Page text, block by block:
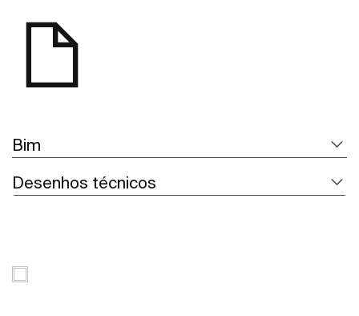
Bim
Desenhos técnicos